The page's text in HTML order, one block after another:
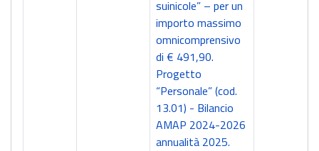
suinicole” – per un
importo massimo
omnicomprensivo
di € 491,90.
Progetto
“Personale” (cod.
13.01) - Bilancio
AMAP 2024-2026
annualità 2025.